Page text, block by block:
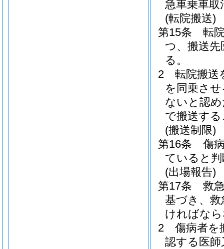
急車乗車取
(転院搬送)
第15条
転
つ、搬送
る。
2
転院搬送
を同乗さ
ないと認
で搬送す
(搬送制限)
第16条
傷
ていると
(出場報告)
第17条
救
基づき、
ければな
2
傷病者を
認する医